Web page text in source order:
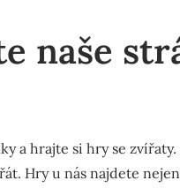
naše
a hrajte si hry se zvířaty.
Hry u nás najdete